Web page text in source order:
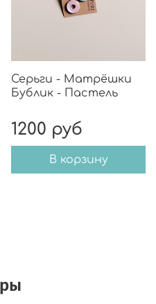
Серьги - Матрёшки
Бублик - Пастель
1200 руб
В корзину